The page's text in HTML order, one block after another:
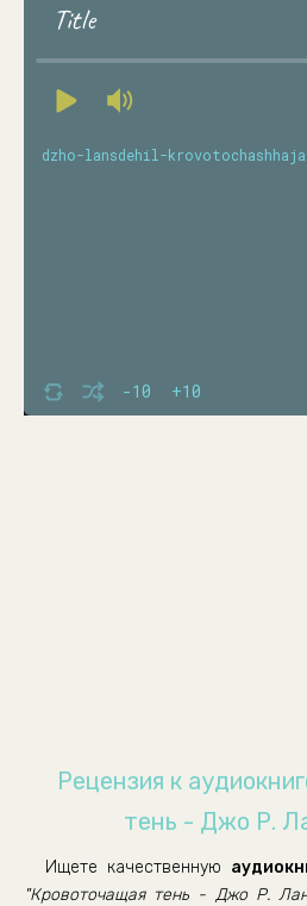
Title
-10 +10
dzho-lansdehil-
Рецензия к
тень - Джо Р.
Ищете качественную
"Кровоточащая тень - Джо Р.